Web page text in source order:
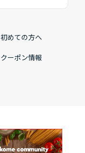
初めての方へ
クーポン情報